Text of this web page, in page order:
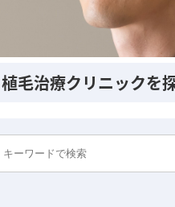
毛治療クリニックを